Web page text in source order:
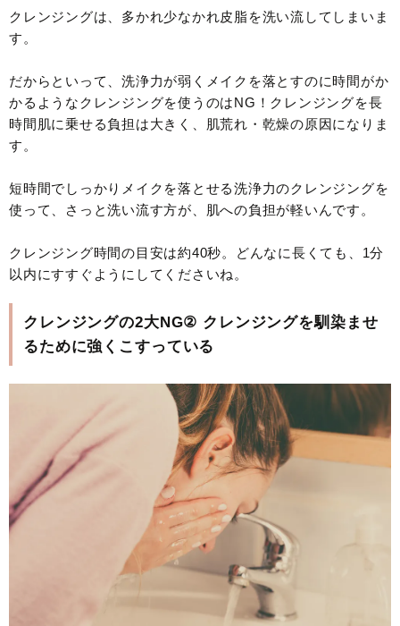
クレンジングは、多かれ少なかれ皮脂を洗い流してしまいま
す。
だからといって、洗浄力が弱くメイクを落とすのに時間がか
かるようなクレンジングを使うのはNG！クレンジングを長
時間肌に乗せる負担は大きく、肌荒れ・乾燥の原因になりま
す。
短時間でしっかりメイクを落とせる洗浄力のクレンジングを
使って、さっと洗い流す方が、肌への負担が軽いんです。
クレンジング時間の目安は約40秒。どんなに長くても、1分
以内にすすぐようにしてくださいね。
クレンジングの2大NG② クレンジングを馴染ませ
るために強くこすっている